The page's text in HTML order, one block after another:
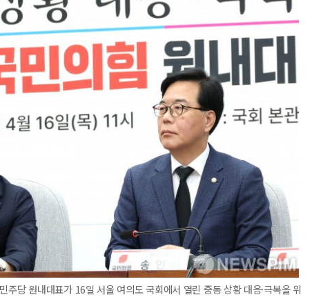
주당 원내대표가 16일 서울 여의도 국회에서 열린 중동 상황 대응·극복을 위